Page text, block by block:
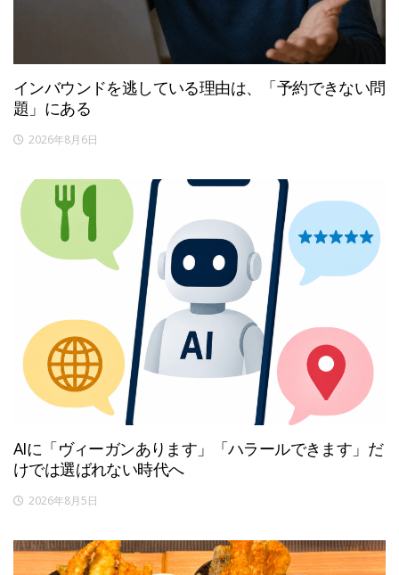
インバウンドを逃している理由は、「予約できない問
題」にある
2026年8月6日
AIに「ヴィーガンあります」「ハラールできます」だ
けでは選ばれない時代へ
2026年8月5日